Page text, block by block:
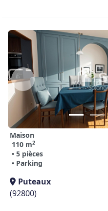
Maison
110 m2
• 5 pièces
• Parking
Puteaux
(92800)